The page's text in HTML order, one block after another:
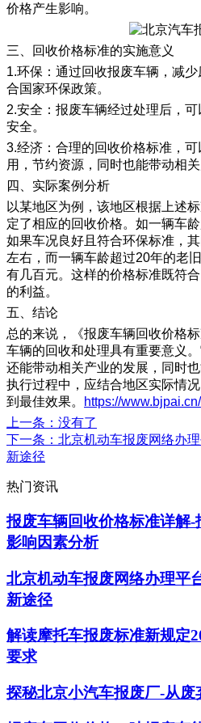
价格产生影响。
三、回收价格标准的实施意义
1.环保：通过回收报废车辆，减
合国家环保政策。
2.安全：报废车辆经过处理后，
安全。
3.经济：合理的回收价格标准，
用，节约资源，同时也能带动相关
四、实际案例分析
以某地区为例，该地区根据上述
定了相应的回收价格。如一辆车
如果车况良好且符合环保标准，
左右，而一辆车龄超过20年的老
有几百元。这样的价格标准既符
的利益。
五、结论
总的来说，《报废车辆回收价格
车辆的回收和处理具有重要意义
还能带动相关产业的发展，同时
执行过程中，应结合地区实际情
到最佳效果。
https://www.bjpai.cn/
上一条 ：没有了
下一条 ：北京机动车报废网络办
新途径
热门资讯
报废车辆回收价格标准详解-
影响因素分析
北京机动车报废网络办理平
新途径
解读摩托车报废标准新规定
要求
探秘北京小汽车报废厂-从